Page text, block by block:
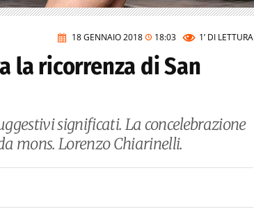
18 GENNAIO 2018 18:03 1’ DI LETTURA
la ricorrenza di San
significati. La concelebrazione
mons. Lorenzo Chiarinelli.